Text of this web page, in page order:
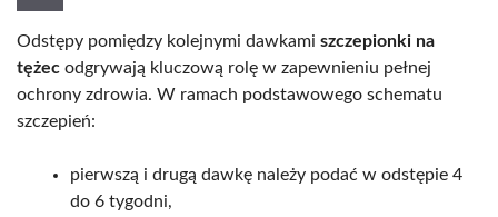
Odstępy pomiędzy kolejnymi dawkami szczepionki na
tężec odgrywają kluczową rolę w zapewnieniu pełnej
ochrony zdrowia. W ramach podstawowego schematu
szczepień:
pierwszą i drugą dawkę należy podać w odstępie 4
do 6 tygodni,